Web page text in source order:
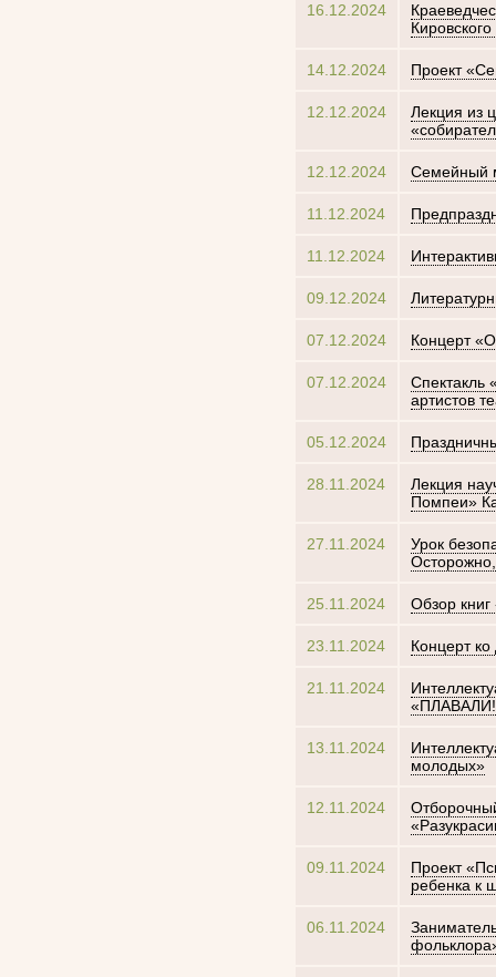
16.12.2024
14.12.2024 Проект
12.12.2024
Лекция из
12.12.2024 Семейный
11.12.2024
11.12.2024
09.12.2024
07.12.2024 Концерт
07.12.2024
Спектакль
артистов
05.12.2024
28.11.2024
Лекция
Помпеи»
27.11.2024
Урок
25.11.2024 Обзор
23.11.2024 Концерт
21.11.2024
13.11.2024
молодых»
12.11.2024
09.11.2024
Проект
ребенка к
06.11.2024